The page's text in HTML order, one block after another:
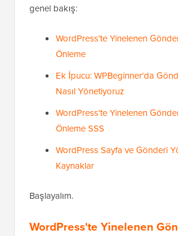
genel bakış:
WordPress'te Yinelenen
Önleme
Ek İpucu: WPBeginner'da
Nasıl Yönetiyoruz
WordPress'te Yinelenen
Önleme SSS
WordPress Sayfa ve Gönderi
Kaynaklar
Başlayalım.
WordPress'te Yinelenen